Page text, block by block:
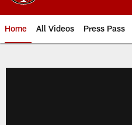
Home All Videos Press Pass